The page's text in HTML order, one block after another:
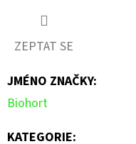
ZEPTAT SE
JMÉNO ZNAČKY:
Biohort
KATEGORIE: